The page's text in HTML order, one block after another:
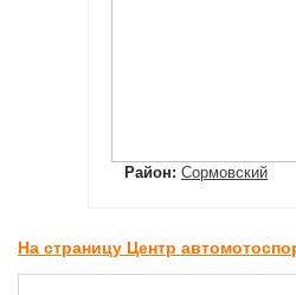
Район: Сормовский
На страницу Центр